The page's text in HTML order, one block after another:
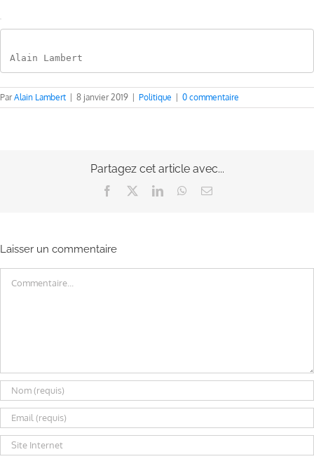
Alain Lambert
ParAlain Lambert 8 janvier 2019 Politique 0 commentaire
Partagez cet article avec...
Facebook LinkedInWhatsApp
Email
Laisser un commentaire